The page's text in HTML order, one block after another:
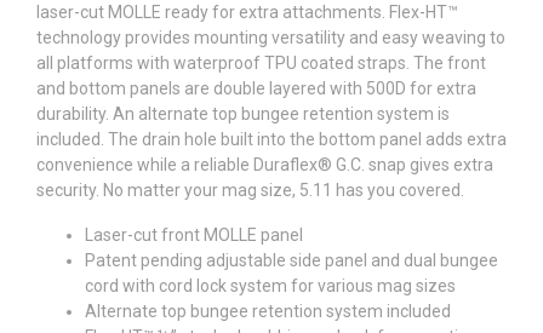
laser-cut MOLLE ready for extra attachments. Flex-HT™
technology provides mounting versatility and easy weaving to
all platforms with waterproof TPU coated straps. The front
and bottom panels are double layered with 500D for extra
durability. An alternate top bungee retention system is
included. The drain hole built into the bottom panel adds extra
convenience while a reliable Duraflex® G.C. snap gives extra
security. No matter your mag size, 5.11 has you covered.
Laser-cut front MOLLE panel
Patent pending adjustable side panel and dual bungee
cord with cord lock system for various mag sizes
Alternate top bungee retention system included